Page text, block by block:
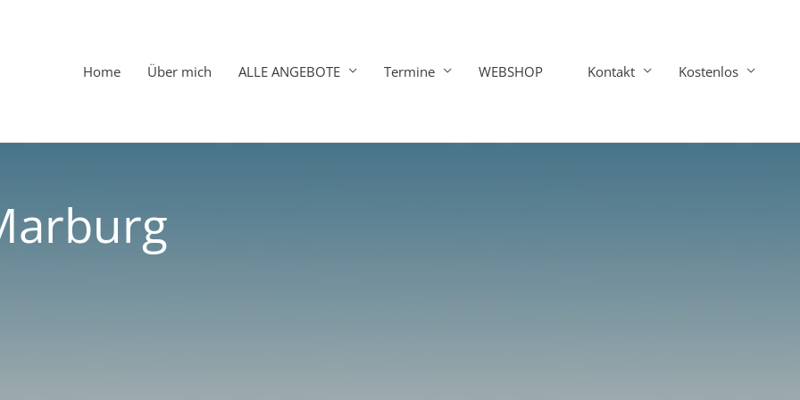
Home Über mich ALLE ANGEBOTE Termine WEBSHOP Kontakt Kostenlos